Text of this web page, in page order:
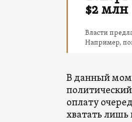
$2 млн
Власти
Например,
В данный
оплату
хватать лишь